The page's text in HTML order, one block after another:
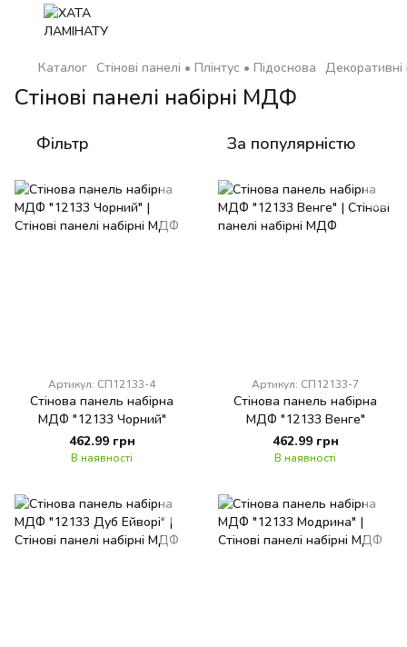
Каталог Стінові панелі • Плінтус • Підоснова Декоративні
Стінові панелі набірні МДФ
Фільтр За популярністю
Артикул: СП12133-4
Стінова панель набірна
МДФ "12133 Чорний"
462.99 грн
В наявності
Артикул: СП12133-7
Стінова панель набірна
МДФ "12133 Венге"
462.99 грн
В наявності